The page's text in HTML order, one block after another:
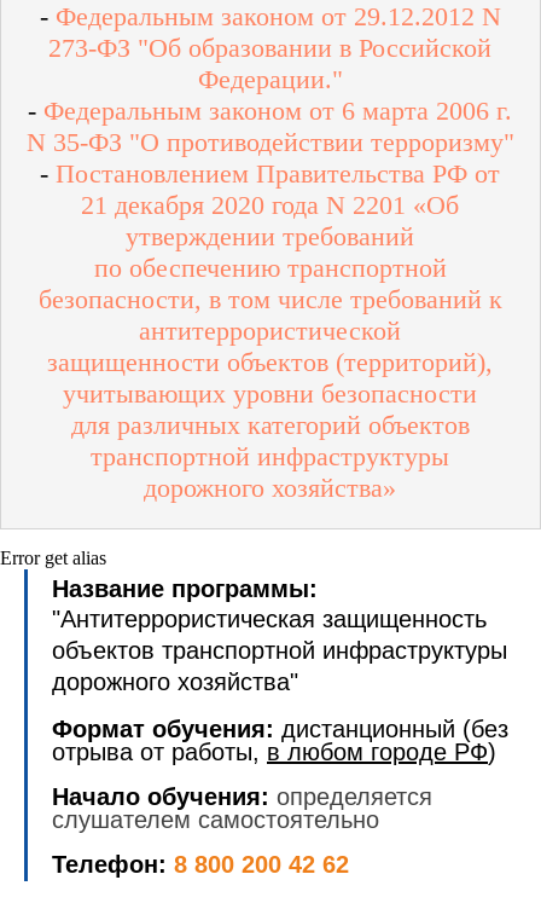
- Федеральным законом от 29.12.2012 N
273-ФЗ "Об образовании в Российской
Федерации."
- Федеральным законом от 6 марта 2006 г.
N 35-ФЗ "О противодействии терроризму"
- Постановлением Правительства РФ от
21 декабря 2020 года N 2201 «Об
утверждении требований
по обеспечению транспортной
безопасности, в том числе требований к
антитеррористической
защищенности объектов (территорий),
учитывающих уровни безопасности
для различных категорий объектов
транспортной инфраструктуры
дорожного хозяйства»
Error get alias
Название программы:
"Антитеррористическая защищенность
объектов транспортной инфраструктуры
дорожного хозяйства"
Формат обучения: дистанционный (без
отрыва от работы, в любом городе РФ)
Начало обучения: определяется
слушателем самостоятельно
Телефон: 8 800 200 42 62